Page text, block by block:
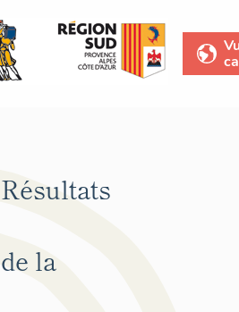
Résultats
de la